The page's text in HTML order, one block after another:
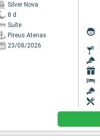
Silver Nova
8 d
Suíte
Pireus Atenas
23/08/2026